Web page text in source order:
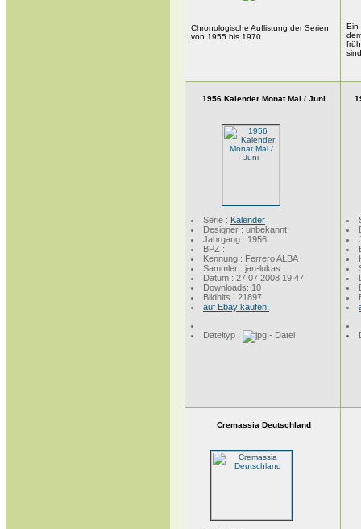
Chronologische Auflistung der Serien
von 1955 bis 1970
Ein
1956 Kalender Monat Mai / Juni
Serie : Kalender
Designer : unbekannt
Jahrgang : 1956
BPZ :
Kennung : Ferrero ALBA
Sammler : jan-lukas
Datum : 27.07.2008 19:47
Downloads: 10
Bildhits : 21897
auf Ebay kaufen!
Dateityp :
Cremassia Deutschland